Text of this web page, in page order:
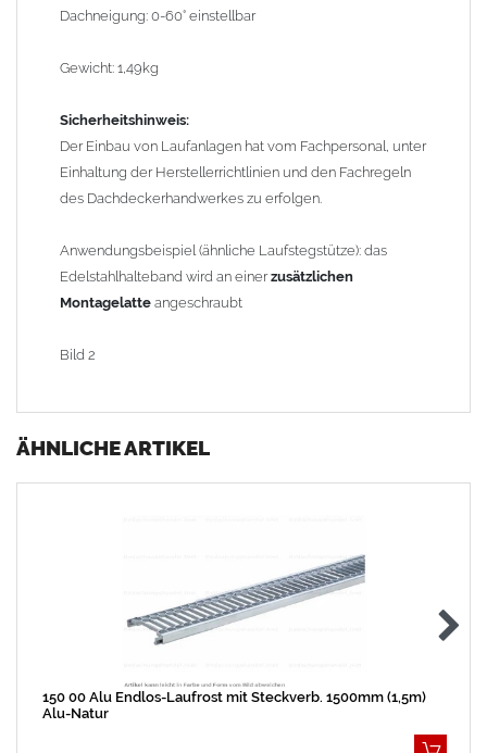
Dachneigung: 0-60° einstellbar
Gewicht: 1,49kg
Sicherheitshinweis:
Der Einbau von Laufanlagen hat vom Fachpersonal, unter
Einhaltung der Herstellerrichtlinien und den Fachregeln
des Dachdeckerhandwerkes zu erfolgen.
Anwendungsbeispiel (ähnliche Laufstegstütze): das
Edelstahlhalteband wird an einerzusätzlichen
Montagelatte angeschraubt
Bild 2
ÄHNLICHE ARTIKEL
150 00 Alu Endlos-Laufrost mit Steckverb. 1500mm (1,5m)
Alu-Natur